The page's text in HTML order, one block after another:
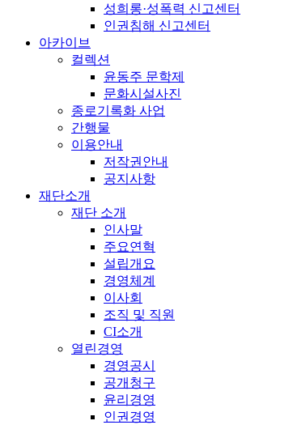
성희롱·성폭력 신고센터
인권침해 신고센터
아카이브
컬렉션
윤동주 문학제
문화시설사진
종로기록화 사업
간행물
이용안내
저작권안내
공지사항
재단소개
재단 소개
인사말
주요연혁
설립개요
경영체계
이사회
조직 및 직원
CI소개
열린경영
경영공시
공개청구
윤리경영
인권경영